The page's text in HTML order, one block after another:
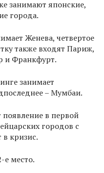
занимают японские,
города.
Женева, четвертое
также входят Париж,
и Франкфурт.
занимает
– Мумбаи.
в первой
городов с
кризис.
е место.